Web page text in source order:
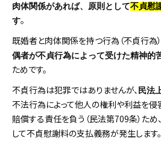
肉体関係があれば、原則として不貞慰
す。
既婚者と肉体関係を持つ行為（不貞行為
偶者が不貞行為によって受けた精神的
ためです。
不貞行為は犯罪ではありませんが、 民法
不法行為によって他人の権利や利益を侵
賠償する責任を負う（民法第709条）た
して不貞慰謝料の支払義務が発生します。